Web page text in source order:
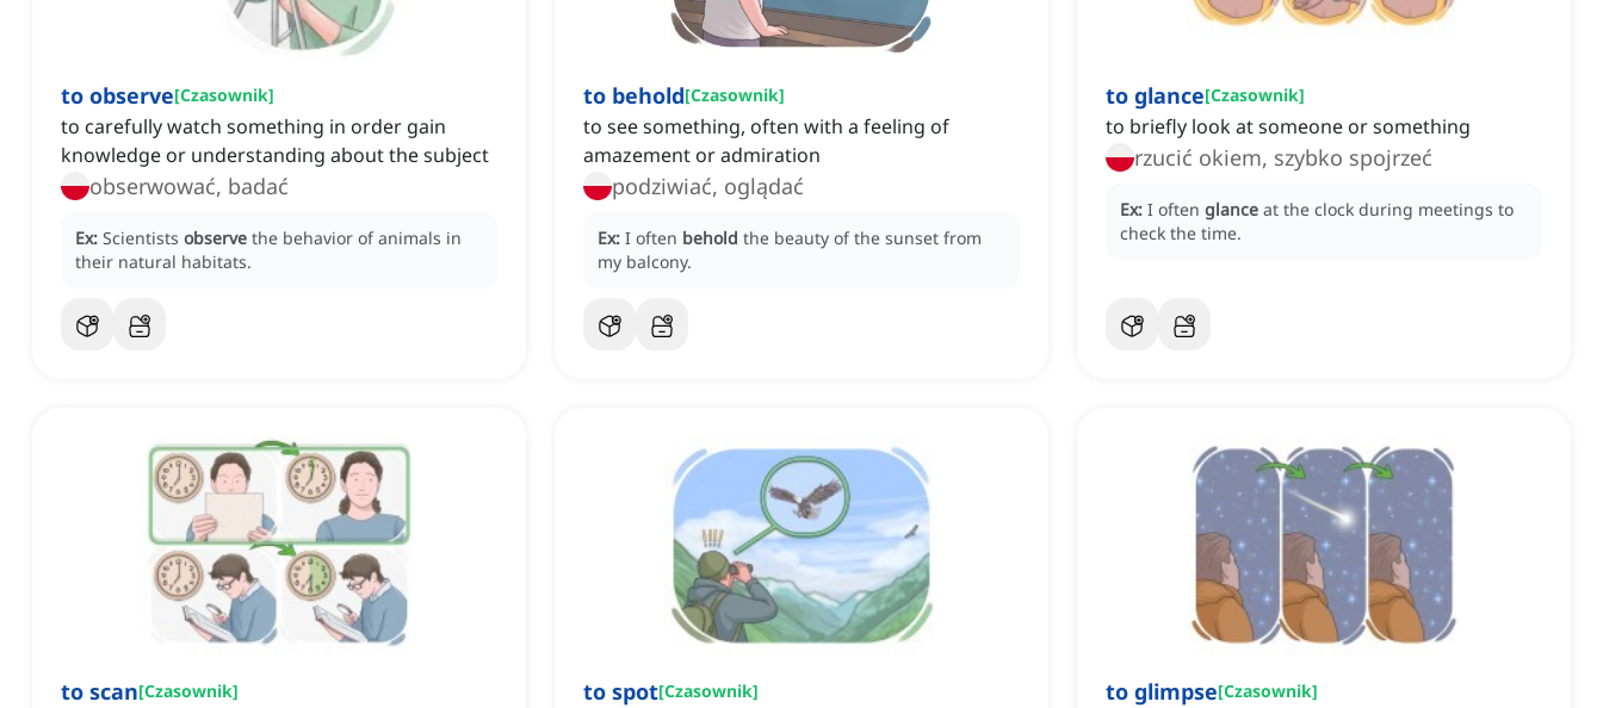
to observe[Czasownik]
to carefully watch something in order gain
knowledge or understanding about the subject
obserwować, badać
Ex: Scientists observe the behavior of animals in
their natural habitats.
to behold[Czasownik]
to see something, often with a feeling of
amazement or admiration
podziwiać, oglądać
Ex: I often behold the beauty of the sunset from
my balcony.
to glance[Czasownik]
to briefly look at someone or something
rzucić okiem, szybko spojrzeć
Ex: I often glance at the clock during meetings to
check the time.
to scan[Czasownik] to spot[Czasownik] to glimpse[Czasownik]